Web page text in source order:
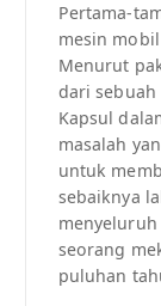
Pertama-
mesin
Menurut
dari
Kapsul
masalah
untuk
sebaiknya
seorang
puluhan